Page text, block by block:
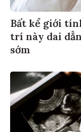
Bất kể giới
trí này dai
sớm